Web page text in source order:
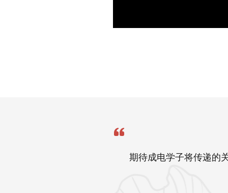
期待成电学子将传递的